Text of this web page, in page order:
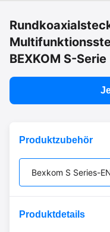
BEXKOM S-Serie
Produktzubehör
Bexkom S Series-
Produktdetails